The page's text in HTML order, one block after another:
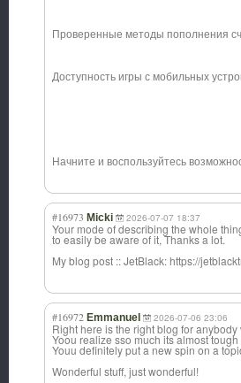
Проверенные методы пополнения
Доступность игры с мобильных
Начните и воспользуйтесь
#16973 Micki 2026-07-07 18:37
Your mode of describing the whole
to easily be aware of it, Thanks a lot.
My blog post :: JetBlack: https://
#16972 Emmanuel 2026-07-06 23:06
Right here is the right blog for
Yoou realize sso much its almost
Youu definitely put a new spin on a
Wonderful stuff, just wonderful!